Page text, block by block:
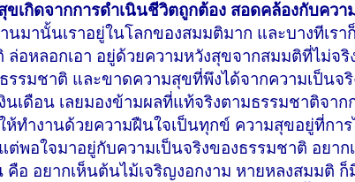
เกิดจากการดำเนินชีวิตถูกต้อง สอดคล้องกับควา
นมานั้นเราอยู่ในโลกของสมมติมาก และบางทีเร
ล่อหลอกเอา อยู่ด้วยความหวังสุขจากสมมติที่ไม่จ
รรมชาติ และขาดความสุขที่พึงได้จากความเป็นจ
นเดือน เลยมองข้ามผลที่แท้จริงตามธรรมชาติจา
ทำงานด้วยความฝืนใจเป็นทุกข์ ความสุขอยู่ที่การ
ต่พอใจมาอยู่กับความเป็นจริงของธรรมชาติ อยา
คือ อยากเห็นต้นไม้เจริญงอกงาม หายหลงสมมติ